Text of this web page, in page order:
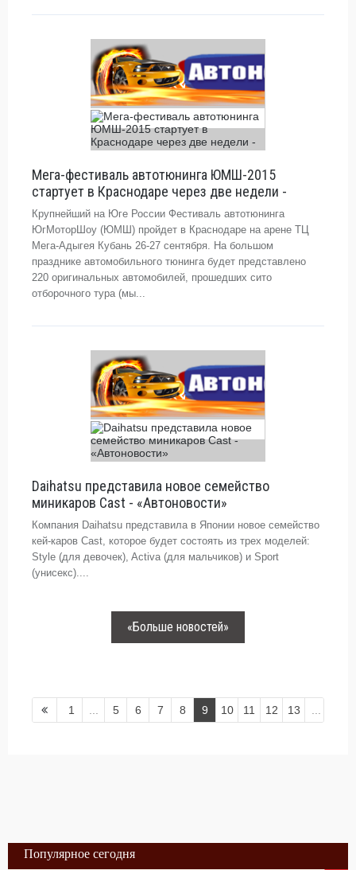
Мега-фестиваль автотюнинга ЮМШ-2015
стартует в Краснодаре через две недели -
Крупнейший на Юге России Фестиваль автотюнинга
ЮгМоторШоу (ЮМШ) пройдет в Краснодаре на арене ТЦ
Мега-Адыгея Кубань 26-27 сентября. На большом
празднике автомобильного тюнинга будет представлено
220 оригинальных автомобилей, прошедших сито
отборочного тура (мы...
Daihatsu представила новое семейство
миникаров Cast - «Автоновости»
Компания Daihatsu представила в Японии новое семейство
кей-каров Cast, которое будет состоять из трех моделей:
Style (для девочек), Activa (для мальчиков) и Sport
(унисекс)....
«Больше новостей»
1 5 6 7 8 9 10 11 12 13
Популярное сегодня